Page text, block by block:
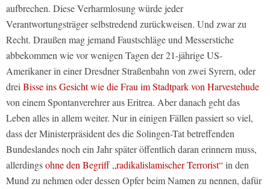
aufbrechen. Diese Verharmlosung würde jeder
Verantwortungsträger selbstredend zurückweisen. Und zwar zu
Recht. Draußen mag jemand Faustschläge und Messerstiche
abbekommen wie vor wenigen Tagen der 21-jährige US-
Amerikaner in einer Dresdner Straßenbahn von zwei Syrern, oder
dreiBisse ins Gesicht wie die Frau im Stadtpark von Harvestehude
von einem Spontanverehrer aus Eritrea. Aber danach geht das
Leben alles in allem weiter. Nur in einigen Fällen passiert so viel,
dass der Ministerpräsident des die Solingen-Tat betreffenden
Bundeslandes noch ein Jahr später öffentlich daran erinnern muss,
allerdingsohne den Begriff „radikalislamischer Terrorist“in den
Mund zu nehmen oder dessen Opfer beim Namen zu nennen, dafür